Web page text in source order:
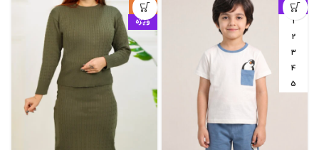
ویژه
1
2
3
4
5
حراج
ویژه